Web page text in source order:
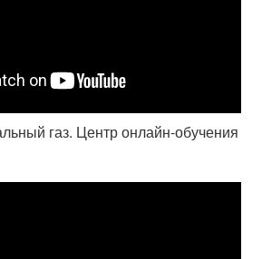
газ. Центр онлайн-обучения